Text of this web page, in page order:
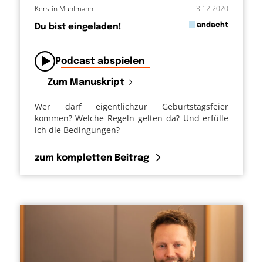
Du bist eingeladen!
3.12.2020
inandacht
Kerstin Mühlmann
Podcast abspielen
Zum Manuskript
Wer darf eigentlichzur Geburtstagsfeier
kommen? Welche Regeln gelten da? Und erfülle
ich die Bedingungen?
zum kompletten Beitrag